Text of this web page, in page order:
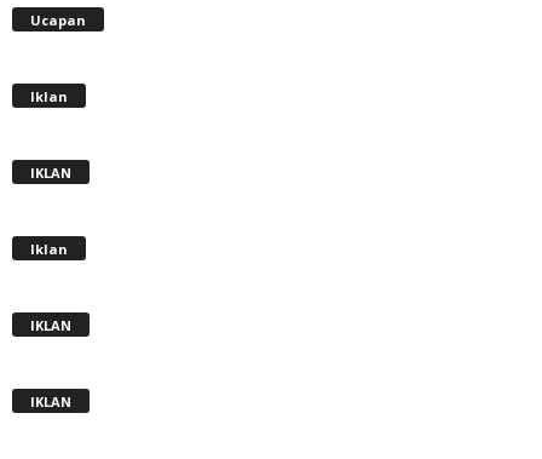
Ucapan
Iklan
IKLAN
Iklan
IKLAN
IKLAN